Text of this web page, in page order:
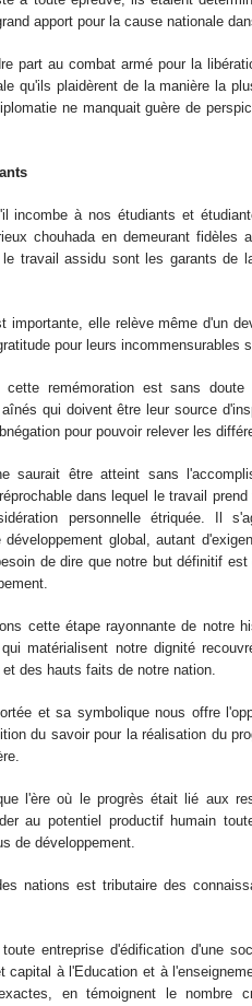
apport pour la cause nationale
part au combat armé pour la
qu'ils plaidèrent de la manière la
ne manquait guère de
incombe à nos étudiants et
chouhada en demeurant fidèles
travail assidu sont les garants de
importante, elle relève même d'un
pour leurs incommensurables
remémoration est sans doute
qui doivent être leur source
pour pouvoir relever les
saurait être atteint sans
dans lequel le travail
personnelle étriquée. Il
global, autant
de dire que notre but définitif
cette étape rayonnante de notre
matérialisent notre dignité
des hauts faits de notre nation.
et sa symbolique nous offre
du savoir pour la réalisation du
l'ère où le progrès était lié aux
au potentiel productif humain
de développement.
nations est tributaire des
entreprise d'édification d'une
capital à l'Education et à
en témoignent le nombre